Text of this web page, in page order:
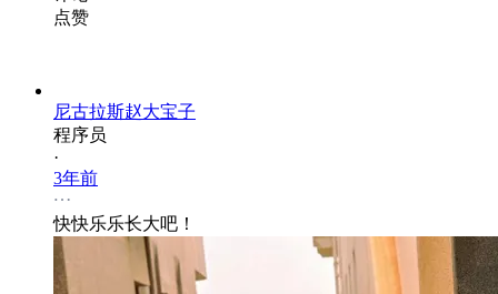
点赞
尼古拉斯赵大宝子
程序员
·
3年前
快快乐乐长大吧！